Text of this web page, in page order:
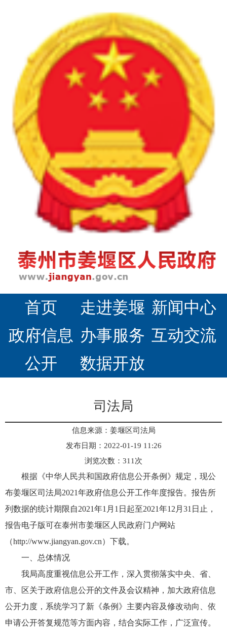
首页 走进姜堰 新闻中心
政府信息
公开
办事服务 互动交流
数据开放
司法局
信息来源：姜堰区司法局
发布日期：2022-01-19 11:26
浏览次数： 311 次
根据《中华人民共和国政府信息公开条例》规定，现公
布姜堰区司法局2021年政府信息公开工作年度报告。报告所
列数据的统计期限自2021年1月1日起至2021年12月31日止，
报告电子版可在泰州市姜堰区人民政府门户网站
（http://www.jiangyan.gov.cn）下载。
一、总体情况
我局高度重视信息公开工作，深入贯彻落实中央、省、
市、区关于政府信息公开的文件及会议精神，加大政府信息
公开力度，系统学习了新《条例》主要内容及修改动向、依
申请公开答复规范等方面内容，结合实际工作，广泛宣传。